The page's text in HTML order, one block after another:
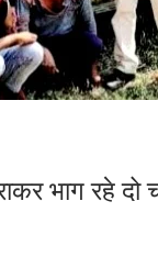
भाग रहे